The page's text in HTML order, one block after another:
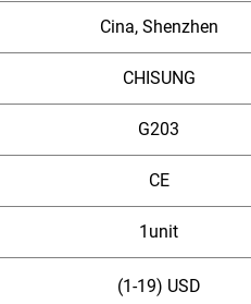
Cina, Shenzhen
CHISUNG
G203
CE
1unit
(1-19) USD